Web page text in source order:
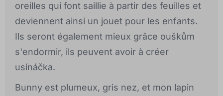
oreilles qui font saillie à partir des feuilles et
deviennent ainsi un jouet pour les enfants.
Ils seront également mieux grâce ouškům
s'endormir, ils peuvent avoir à créer
usínáčka.
Bunny est plumeux, gris nez, et mon lapin